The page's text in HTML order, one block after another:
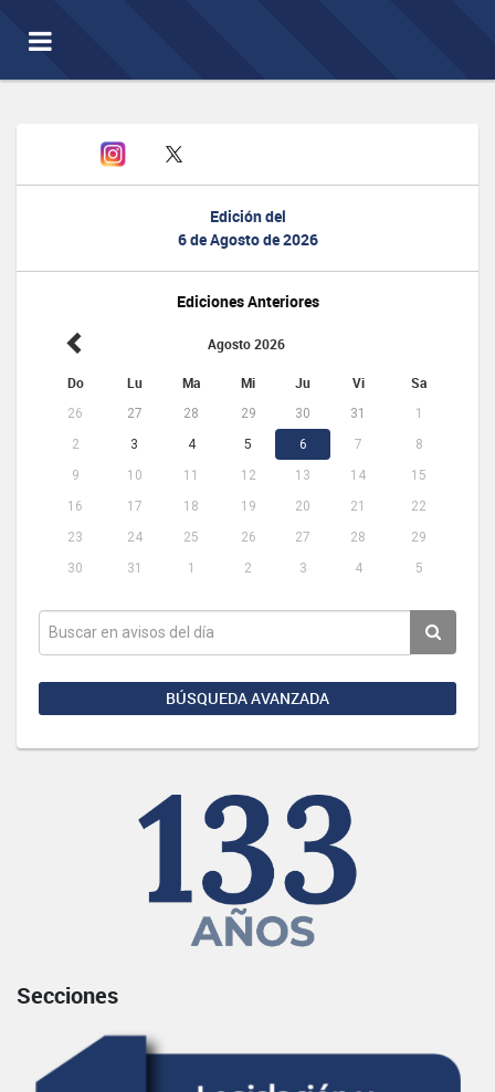
Toggle
navigation
Edición del
6 de Agosto de 2026
Ediciones Anteriores
Agosto 2026
Do Lu Ma Mi Ju Vi Sa
26 27 28 29 30 31
1
2
3 4 5 6 7
8
9
10 11 12 13 14
15
16
17 18 19 20 21
22
23
24 25 26 27 28
29
30
31 1 2 3 4 5
BÚSQUEDA AVANZADA
Secciones